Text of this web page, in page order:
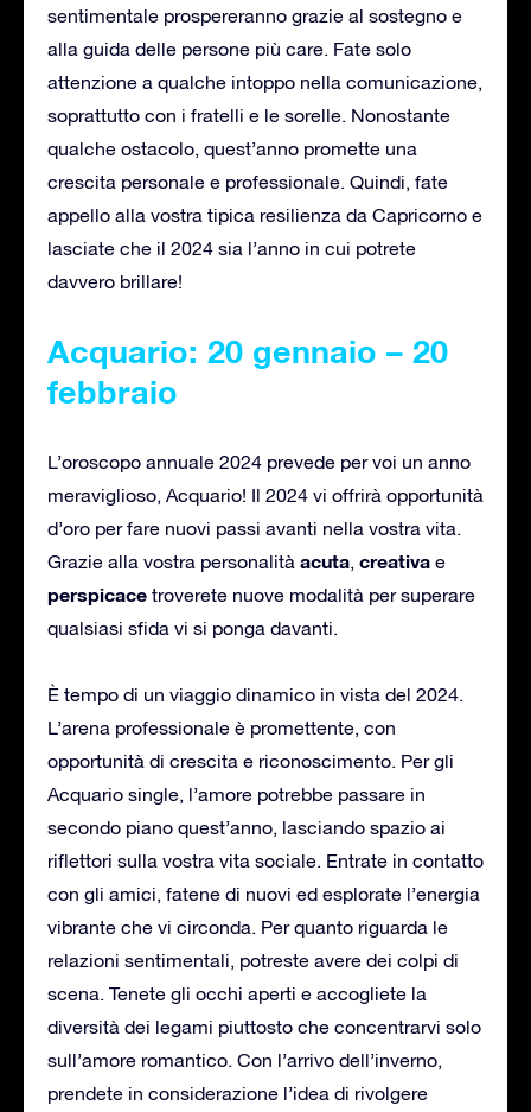
sentimentale prospereranno grazie al sostegno e
alla guida delle persone più care. Fate solo
attenzione a qualche intoppo nella comunicazione,
soprattutto con i fratelli e le sorelle. Nonostante
qualche ostacolo, quest’anno promette una
crescita personale e professionale. Quindi, fate
appello alla vostra tipica resilienza da Capricorno e
lasciate che il 2024 sia l’anno in cui potrete
davvero brillare!
Acquario: 20 gennaio – 20
febbraio
L’oroscopo annuale 2024 prevede per voi un anno
meraviglioso, Acquario! Il 2024 vi offrirà opportunità
d’oro per fare nuovi passi avanti nella vostra vita.
Grazie alla vostra personalità acuta, creativa e
perspicace troverete nuove modalità per superare
qualsiasi sfida vi si ponga davanti.
È tempo di un viaggio dinamico in vista del 2024.
L’arena professionale è promettente, con
opportunità di crescita e riconoscimento. Per gli
Acquario single, l’amore potrebbe passare in
secondo piano quest’anno, lasciando spazio ai
riflettori sulla vostra vita sociale. Entrate in contatto
con gli amici, fatene di nuovi ed esplorate l’energia
vibrante che vi circonda. Per quanto riguarda le
relazioni sentimentali, potreste avere dei colpi di
scena. Tenete gli occhi aperti e accogliete la
diversità dei legami piuttosto che concentrarvi solo
sull’amore romantico. Con l’arrivo dell’inverno,
prendete in considerazione l’idea di rivolgere